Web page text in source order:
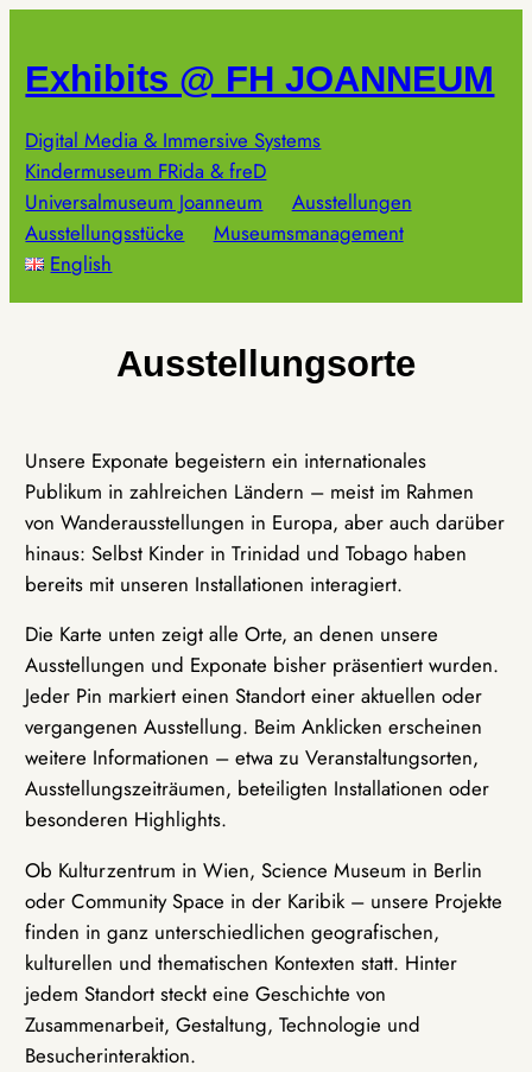
springen
Exhibits @ FH JOANNEUM
Digital Media & Immersive Systems
Kindermuseum FRida & freD
Universalmuseum Joanneum
Ausstellungen
Ausstellungsstücke
Museumsmanagement
English
Ausstellungsorte
Unsere Exponate begeistern ein internationales
Publikum in zahlreichen Ländern – meist im Rahmen
von Wanderausstellungen in Europa, aber auch darüber
hinaus: Selbst Kinder in Trinidad und Tobago haben
bereits mit unseren Installationen interagiert.
Die Karte unten zeigt alle Orte, an denen unsere
Ausstellungen und Exponate bisher präsentiert wurden.
Jeder Pin markiert einen Standort einer aktuellen oder
vergangenen Ausstellung. Beim Anklicken erscheinen
weitere Informationen – etwa zu Veranstaltungsorten,
Ausstellungszeiträumen, beteiligten Installationen oder
besonderen Highlights.
Ob Kulturzentrum in Wien, Science Museum in Berlin
oder Community Space in der Karibik – unsere Projekte
finden in ganz unterschiedlichen geografischen,
kulturellen und thematischen Kontexten statt. Hinter
jedem Standort steckt eine Geschichte von
Zusammenarbeit, Gestaltung, Technologie und
Besucherinteraktion.